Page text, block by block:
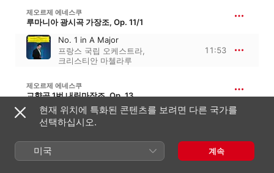
제오르제 에네스쿠
루마니아 광시곡 가장조, Op. 11/1
No. 1 in A Major
프랑스 국립 오케스트라,
크리스티안 마첼라루
11:53
제오르제 에네스쿠
교향곡 1번 내림마장조, Op. 13
III. Vif et vigoureux
프랑스 국립 오케스트라
모리스 라벨
현재 위치에 특화된 콘텐츠를 보려면 다른 국가를
선택하십시오.
미국 계속